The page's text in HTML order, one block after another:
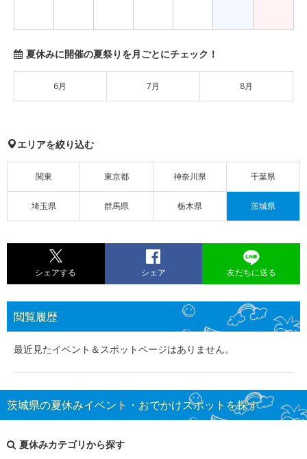
夏休みに開催の夏祭りを月ごとにチェック！
6月 7月 8月
エリアを絞り込む
関東 東京都 神奈川県 千葉県
埼玉県 群馬県 栃木県 茨城県
シェアする シェア 友だちに送る
閲覧履歴
最近見たイベント＆スポットページはありません。
茨城県の夏休みイベント・おでかけスポットを探す
夏休みカテゴリから探す